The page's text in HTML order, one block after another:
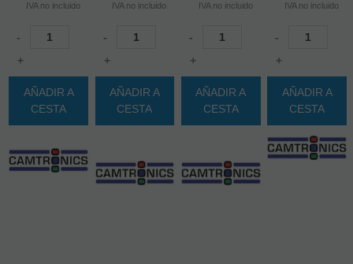
IVA no incluido
-
+
AÑADIR A
CESTA
IVA no incluido
-
+
AÑADIR A
CESTA
IVA no incluido
-
+
AÑADIR A
CESTA
IVA no incluido
-
+
AÑADIR A
CESTA